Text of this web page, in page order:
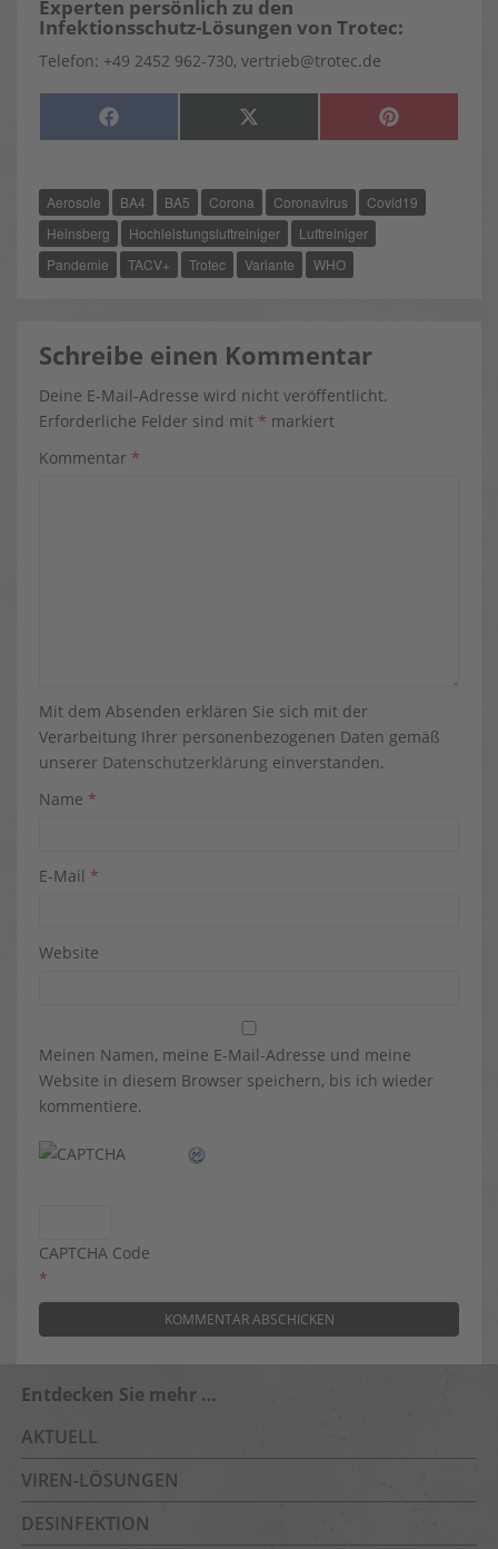
Experten persönlich zu den
Infektionsschutz-Lösungen von Trotec:
Telefon: +49 2452 962-730, vertrieb@trotec.de
SHARE
F
A
O
O
K
SHARE
X
(
T
E
R
)
SHARE
P
I
R
E
S
Aerosole BA4 BA5 Corona Coronavirus
Covid19
Heinsberg
Hochleistungsluftreiniger
Luftreiniger
Pandemie
TACV+ Trotec Variante WHO
Schreibe einen Kommentar
Deine E-Mail-Adresse wird nicht veröffentlicht.
Erforderliche Felder sind mit * markiert
Kommentar *
Mit dem Absenden erklären Sie sich mit der
Verarbeitung Ihrer personenbezogenen Daten gemäß
unserer Datenschutzerklärung einverstanden.
Name *
E-Mail *
Website
Meinen Namen, meine E-Mail-Adresse und meine
Website in diesem Browser speichern, bis ich wieder
kommentiere.
CAPTCHA Code
*
Entdecken Sie mehr …
AKTUELL
VIREN-LÖSUNGEN
DESINFEKTION